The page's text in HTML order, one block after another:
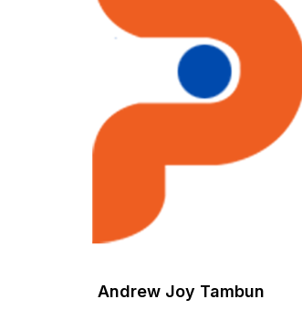
Andrew Joy Tambun